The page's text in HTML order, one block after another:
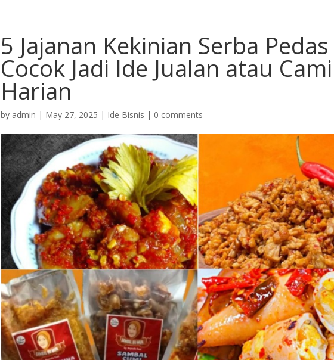
5 Jajanan Kekinian Serba
Cocok Jadi Ide Jualan atau
Harian
by admin | May 27, 2025 | Ide Bisnis | 0 comments